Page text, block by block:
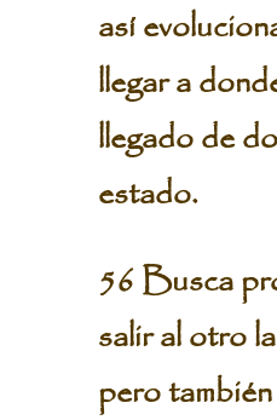
así
llegar a
llegado de
estado.
56 Busca
salir al otro
pero